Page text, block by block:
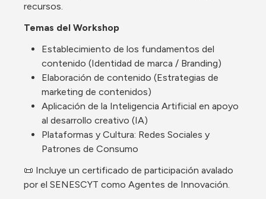
recursos.
Temas del Workshop
Establecimiento de los fundamentos del
contenido (Identidad de marca / Branding)
Elaboración de contenido (Estrategias de
marketing de contenidos)
Aplicación de la Inteligencia Artificial en apoyo
al desarrollo creativo (IA)
Plataformas y Cultura: Redes Sociales y
Patrones de Consumo
📜 Incluye un certificado de participación avalado
por el SENESCYT como Agentes de Innovación.